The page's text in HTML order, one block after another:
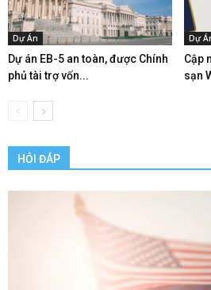
Dự Án
Dự án EB-5 an toàn, được Chính
phủ tài trợ vốn...
Dự
Cập
sạn
HỎI ĐÁP